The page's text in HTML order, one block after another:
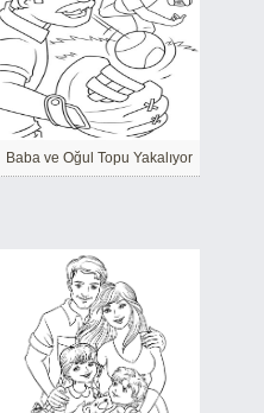
Baba ve Oğul Topu Yakalıyor